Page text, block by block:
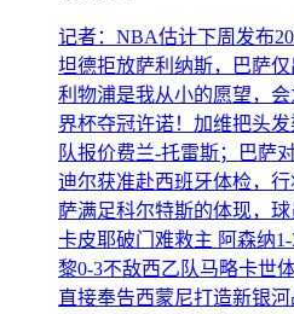
记者：NBA估计下周发布
坦德拒放萨利纳斯，巴萨仅
利物浦是我从小的愿望，
界杯夺冠许诺！加维把头
队报价费兰-托雷斯；巴萨
迪尔获准赴西班牙体检，
萨满足科尔特斯的体现，
卡皮耶破门难救主 阿森纳
黎0-3不敌西乙队马略卡世
直接奉告西蒙尼打造新银